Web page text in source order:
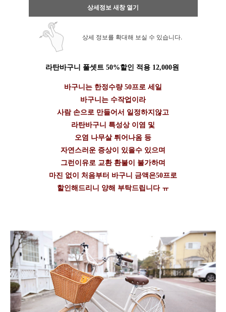
상세정보 새창 열기
상세 정보를 확대해 보실 수 있습니다.
라탄바구니 풀셋트 50%할인 적용 12,000원
바구니는 한정수량 50프로 세일
바구니는 수작업이라
사람 손으로 만들어서 일정하지않고
라탄바구니 특성상 이염 및
오염 나무살 튀어나옴 등
자연스러운 증상이 있을수 있으며
그런이유로 교환 환불이 불가하며
마진 없이 처음부터 바구니 금액은50프로
할인해드리니 양해 부탁드립니다 ㅠ